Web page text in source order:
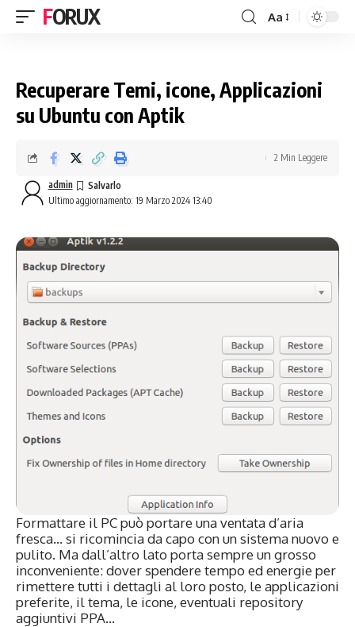
FORUX Aa
Recuperare Temi, icone, Applicazioni
su Ubuntu con Aptik
Ultimo aggiornamento: 19 Marzo 2024 13:40
admin
2 Min Leggere
Formattare il PC può portare una ventata d’aria
fresca… si ricomincia da capo con un sistema nuovo e
pulito. Ma dall’altro lato porta sempre un grosso
inconveniente: dover spendere tempo ed energie per
rimettere tutti i dettagli al loro posto, le applicazioni
preferite, il tema, le icone, eventuali repository
aggiuntivi PPA…